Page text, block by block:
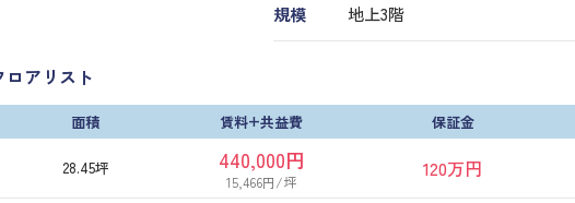
規模 地上3階
ロアリスト
面積 賃料+共益費 保証金
28.45坪 440,000円
15,466円/坪
120万円